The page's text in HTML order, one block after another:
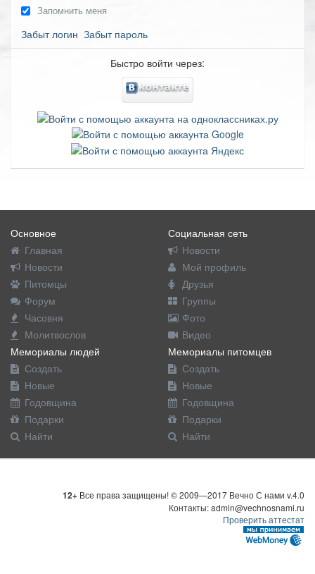
Запомнить меня
Забыт логин Забыт пароль
Быстро войти через:
Основное
Главная
Новости
Питомцы
Форум
Часовня
Молитвослов
Социальная сеть
Новости
Мой профиль
Друзья
Группы
Фото
Видео
Мемориалы людей
Создать
Новые
Годовщина
Подарки
Найти
Мемориалы питомцев
Создать
Новые
Годовщина
Подарки
Найти
12+ Все права защищены! © 2009—2017 Вечно С нами v.4.0
Контакты: admin@vechnosnami.ru
Проверить аттестат